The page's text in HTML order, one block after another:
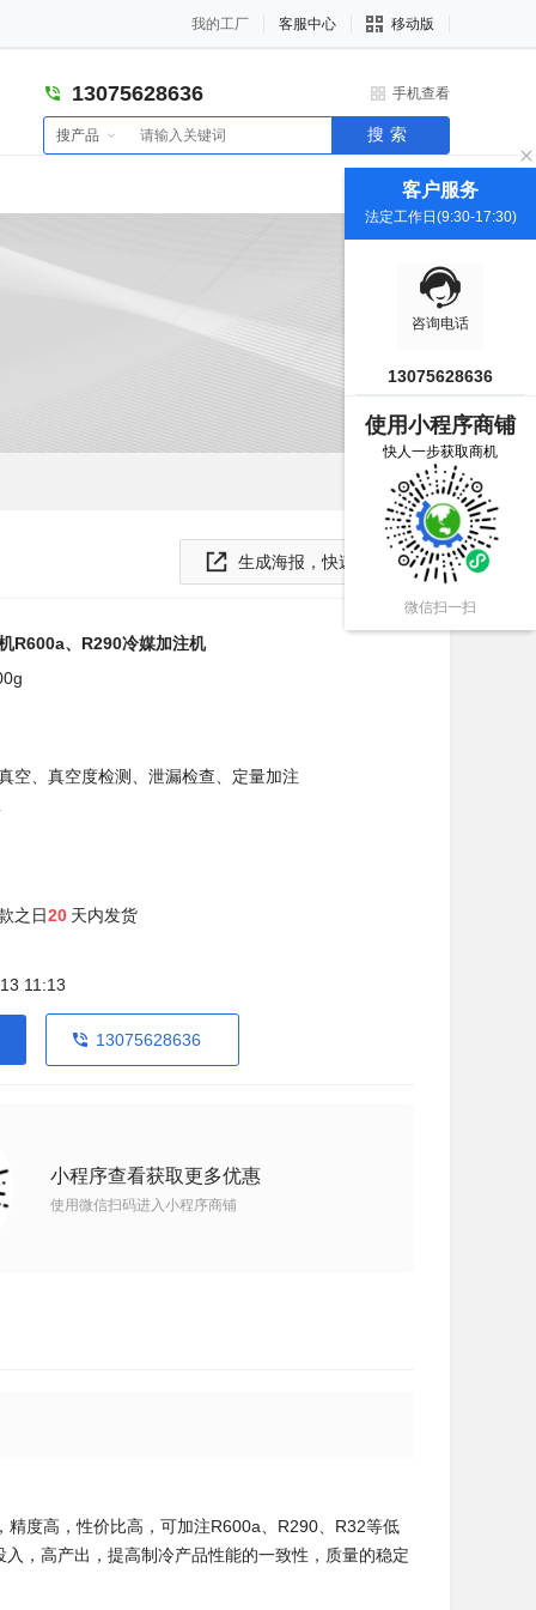
我的工厂 客服中心 移动版
13075628636 手机查看
搜产品 搜索
生成海报，快速分享
R600a、R290冷媒加注机
空、真空度检测、泄漏检查、定量加注
之日20 天内发货
11:13
13075628636
小程序查看获取更多优惠
使用微信扫码进入小程序商铺
度高，性价比高，可加注R600a、R290、R32等低
，高产出，提高制冷产品性能的一致性，质量的稳定
客户服务
法定工作日(9:30-17:30)
咨询电话
13075628636
使用小程序商铺
快人一步获取商机
微信扫一扫